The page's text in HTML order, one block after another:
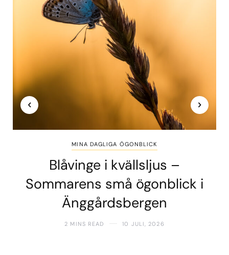
MINA DAGLIGA ÖGONBLICK
Blåvinge i kvällsljus –
Sommarens små ögonblick i
Änggårdsbergen
2 MINS READ 10 JULI, 2026